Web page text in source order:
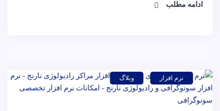
ادامه مطلب
نرم افزار وبلاگ